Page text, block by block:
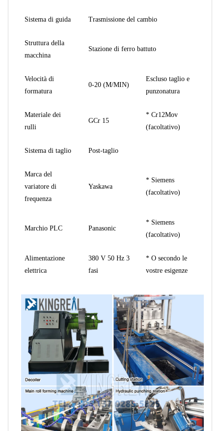
Sistema di guida Trasmissione del cambio
Struttura della
macchina
Stazione di ferro battuto
Velocità di
formatura
0-20 (M/MIN)
Escluso taglio e
punzonatura
Materiale dei
rulli
GCr 15
* Cr12Mov
(facoltativo)
Sistema di taglio Post-taglio
Marca del
variatore di
frequenza
Yaskawa
* Siemens
(facoltativo)
Marchio PLC Panasonic
* Siemens
(facoltativo)
Alimentazione
elettrica
380 V 50 Hz 3
fasi
* O secondo le
vostre esigenze